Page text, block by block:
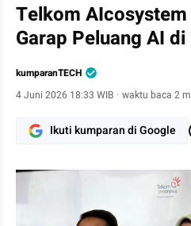
Telkom
Garap Peluang AI
kumparanTECH
4 Juni 2026 18:33 WIB · waktu baca 2
Ikuti kumparan di Google